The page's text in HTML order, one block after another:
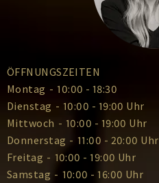
ÖFFNUNGSZEITEN
Montag - 10:00 - 18:30
Dienstag - 10:00 - 19:00 Uhr
Mittwoch - 10:00 - 19:00 Uhr
Donnerstag - 11:00 - 20:00 Uhr
Freitag - 10:00 - 19:00 Uhr
Samstag - 10:00 - 16:00 Uhr